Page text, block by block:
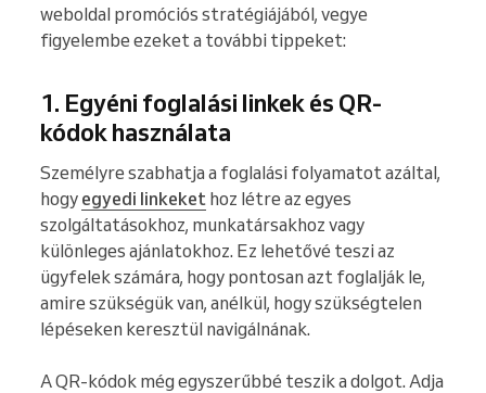
weboldal promóciós stratégiájából, vegye
figyelembe ezeket a további tippeket:
1. Egyéni foglalási linkek és QR-
kódok használata
Személyre szabhatja a foglalási folyamatot azáltal,
hogyegyedi linkekethoz létre az egyes
szolgáltatásokhoz, munkatársakhoz vagy
különleges ajánlatokhoz. Ez lehetővé teszi az
ügyfelek számára, hogy pontosan azt foglalják le,
amire szükségük van, anélkül, hogy szükségtelen
lépéseken keresztül navigálnának.
A QR-kódok még egyszerűbbé teszik a dolgot. Adja